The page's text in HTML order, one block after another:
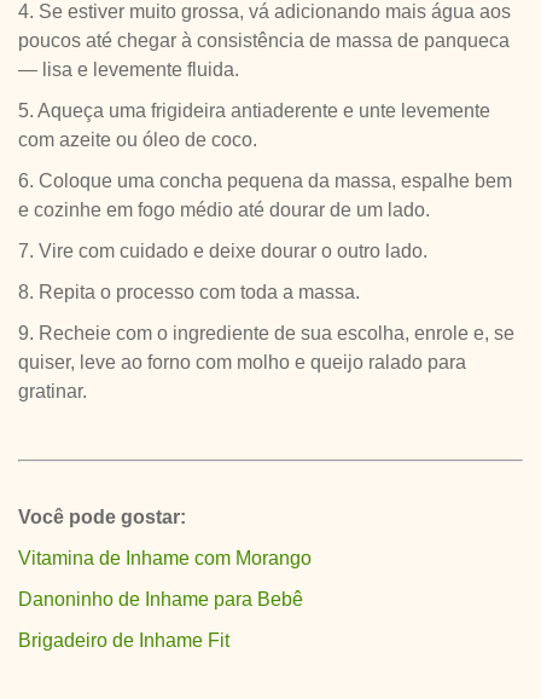
4. Se estiver muito grossa, vá adicionando mais água aos
poucos até chegar à consistência de massa de panqueca
— lisa e levemente fluida.
5. Aqueça uma frigideira antiaderente e unte levemente
com azeite ou óleo de coco.
6. Coloque uma concha pequena da massa, espalhe bem
e cozinhe em fogo médio até dourar de um lado.
7. Vire com cuidado e deixe dourar o outro lado.
8. Repita o processo com toda a massa.
9. Recheie com o ingrediente de sua escolha, enrole e, se
quiser, leve ao forno com molho e queijo ralado para
gratinar.
Você pode gostar:
Vitamina de Inhame com Morango
Danoninho de Inhame para Bebê
Brigadeiro de Inhame Fit